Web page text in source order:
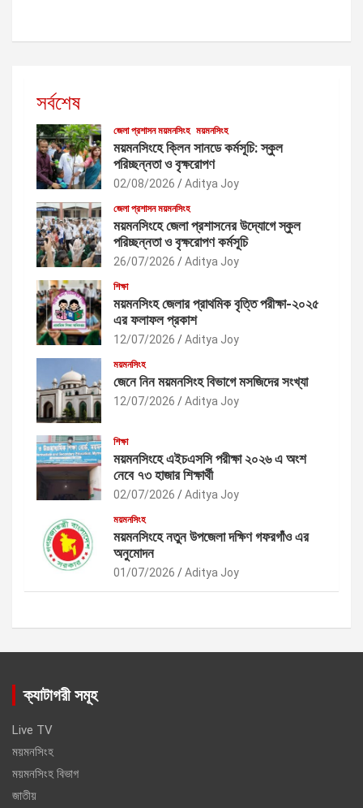
সর্বশেষ
জেলা প্রশাসন ময়মনসিংহ ময়মনসিংহ
ময়মনসিংহে ক্লিন সানডে কর্মসূচি: স্কুল
পরিচ্ছন্নতা ও বৃক্ষরোপণ
02/08/2026 Aditya Joy
জেলা প্রশাসন ময়মনসিংহ
ময়মনসিংহে জেলা প্রশাসনের উদ্যোগে স্কুল
পরিচ্ছন্নতা ও বৃক্ষরোপণ কর্মসূচি
26/07/2026 Aditya Joy
শিক্ষা
ময়মনসিংহ জেলার প্রাথমিক বৃত্তি পরীক্ষা-২০২৫
এর ফলাফল প্রকাশ
12/07/2026 Aditya Joy
ময়মনসিংহ
জেনে নিন ময়মনসিংহ বিভাগে মসজিদের সংখ্যা
12/07/2026 Aditya Joy
শিক্ষা
ময়মনসিংহে এইচএসসি পরীক্ষা ২০২৬ এ অংশ
নেবে ৭৩ হাজার শিক্ষার্থী
02/07/2026 Aditya Joy
ময়মনসিংহ
ময়মনসিংহে নতুন উপজেলা দক্ষিণ গফরগাঁও এর
অনুমোদন
01/07/2026 Aditya Joy
ক্যাটাগরী সমূহ
Live TV
ময়মনসিংহ
ময়মনসিংহ বিভাগ
জাতীয়